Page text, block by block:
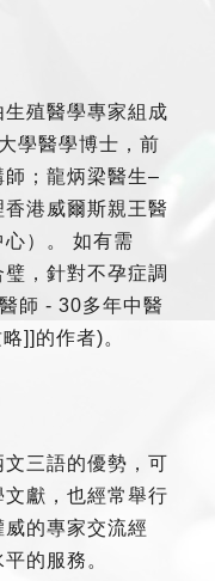
殖醫學專家組成
學醫學博士，前
；龍炳梁醫生–
港威爾斯親王醫
）。 如有需
，針對不孕症調
師 - 30多年中醫
]]的作者)。
三語的優勢，可
獻，也經常舉行
的專家交流經
的服務。